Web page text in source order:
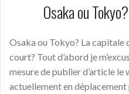
Osaka ou
Osaka ou Tokyo? La capitale
court? Tout d’abord je
mesure de publier d’article le
actuellement en